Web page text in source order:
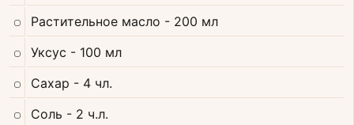
Растительное масло - 200 мл
Уксус - 100 мл
Сахар - 4 чл.
Соль - 2 ч.л.